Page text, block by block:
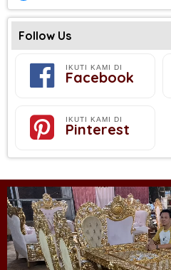
Follow Us
IKUTI KAMI DI
Facebook
IKUTI KAMI DI
Pinterest